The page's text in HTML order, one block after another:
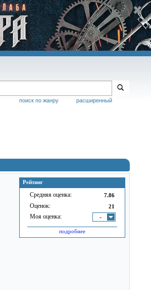
расширенный
поиск по жанру
Рейтинг
Средняя оценка: 7.86
Оценок: 21
Моя оценка: -
подробнее